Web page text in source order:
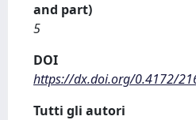
and part)
5
DOI
https://dx.doi.org/0.4172/
Tutti gli autori